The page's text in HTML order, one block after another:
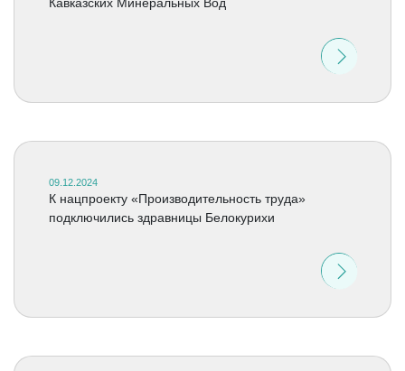
09.12.2024
К нацпроекту «Производительность труда»
подключились здравницы Белокурихи